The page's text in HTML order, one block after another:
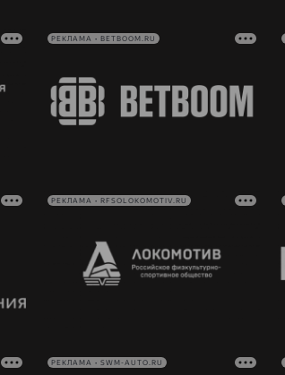
РЕКЛАМА • BETBOOM.RU
РЕКЛАМА • RFSOLOKOMOTIV.RU
РЕКЛАМА • SWM-AUTO.RU